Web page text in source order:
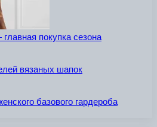
покупка сезона
вязаных шапок
базового гардероба